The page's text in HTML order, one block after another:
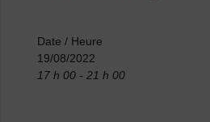
Date / Heure
19/08/2022
17 h 00 - 21 h 00